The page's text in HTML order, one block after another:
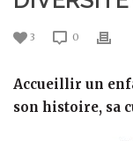
3 0
Accueillir un
son histoire, sa